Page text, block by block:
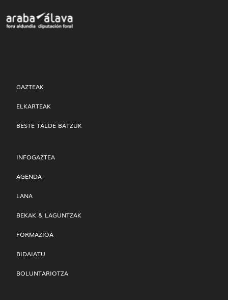
GAZTEAK
ELKARTEAK
BESTE TALDE BATZUK
INFOGAZTEA
AGENDA
LANA
BEKAK & LAGUNTZAK
FORMAZIOA
BIDAIATU
BOLUNTARIOTZA